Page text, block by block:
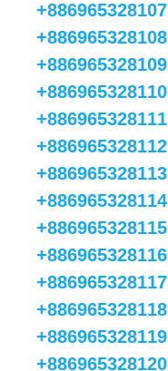
+886965328107
+886965328108
+886965328109
+886965328110
+886965328111
+886965328112
+886965328113
+886965328114
+886965328115
+886965328116
+886965328117
+886965328118
+886965328119
+886965328120